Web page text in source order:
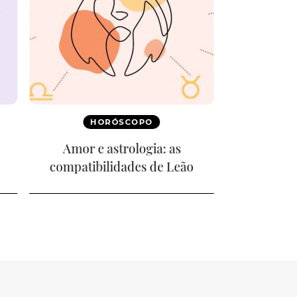
HORÓSCOPO
Amor e astrologia: as
compatibilidades de Leão